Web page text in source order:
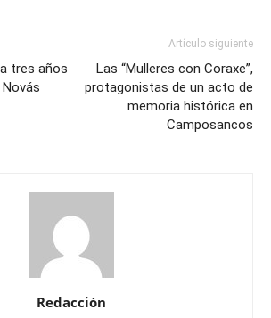
tres años
Artículo siguiente
Las “Mulleres con Coraxe”,
protagonistas de un acto de
memoria histórica en
Camposancos
Redacción